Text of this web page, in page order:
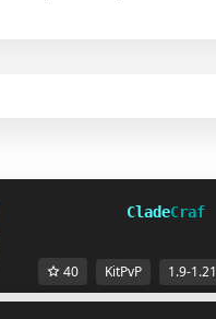
CladeCraft
40 KitPvP 1.9-1.21